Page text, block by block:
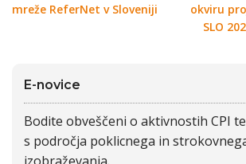
mreže ReferNet v Sloveniji
okviru
SLO
E-novice
Bodite obveščeni o aktivnostih CPI
s področja poklicnega in